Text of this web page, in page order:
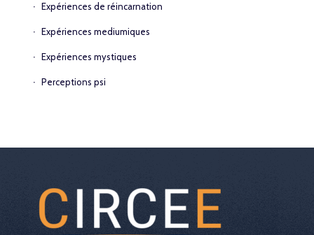
Expériences de réincarnation
Expériences mediumiques
Expériences mystiques
Perceptions psi